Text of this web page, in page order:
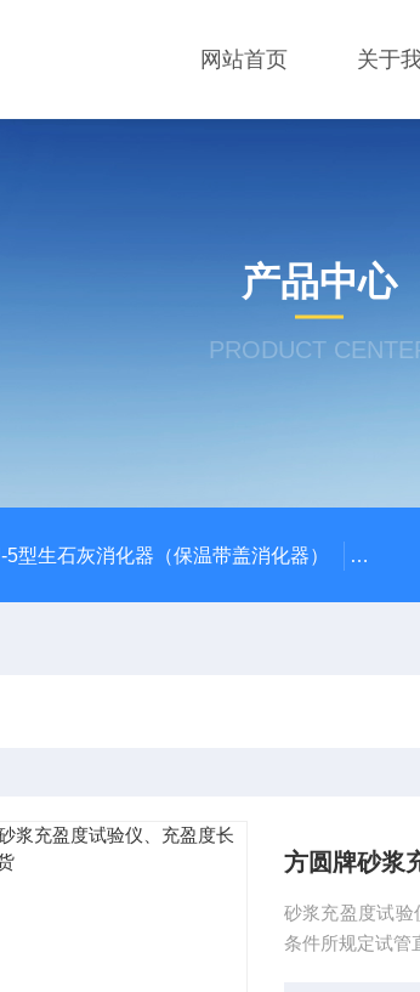
网站首页 关于
产品中心
PRODUCT
5型生石灰消化器（保温带盖消化器） *GB/
方圆牌砂浆
砂浆充盈度试验
条件所规定试管